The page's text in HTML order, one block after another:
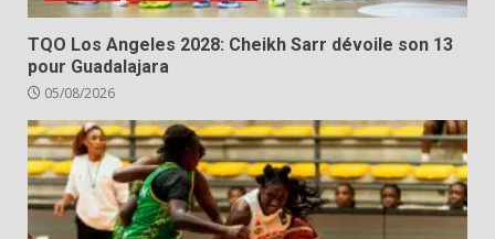
TQO Los Angeles 2028: Cheikh Sarr dévoile son 13
pour Guadalajara
05/08/2026